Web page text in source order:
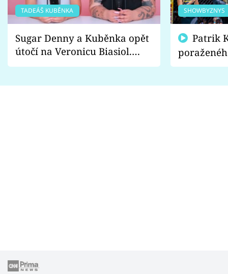
TADEÁŠ KUBĚNKA
Sugar Denny a Kuběnka opět
útočí na Veronicu Biasiol.
Proč je podle nich falešná a
SHOWBYZNYS
fanoušci